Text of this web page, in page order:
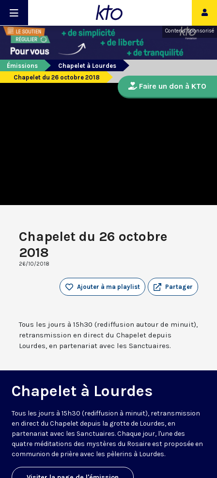
Contenu sponsorisé
Émissions
Chapelet à Lourdes
Chapelet du 26 octobre 2018
Chapelet du 26 octobre
2018
26/10/2018
Partager
Ajouter à ma playlist
Tous les jours à 15h30 (rediffusion autour de minuit),
retransmission en direct du Chapelet depuis
Lourdes, en partenariat avec les Sanctuaires.
Chapelet à Lourdes
Tous les jours à 15h30 (rediffusion à minuit), retransmission
en direct du Chapelet depuis la grotte de Lourdes, en
partenariat avec les Sanctuaires. Chaque jour, l'une des
quatre méditations des mystères du Rosaire est proposée en
communion de prière avec les pèlerins à Lourdes.
Faire un don à KTO